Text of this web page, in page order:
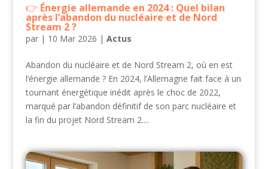
Énergie allemande en 2024 : Quel bilan
après l’abandon du nucléaire et de Nord
Stream 2 ?
par | 10 Mar 2026 | Actus
Abandon du nucléaire et de Nord Stream 2, où en est
l’énergie allemande ? En 2024, l’Allemagne fait face à un
tournant énergétique inédit après le choc de 2022,
marqué par l’abandon définitif de son parc nucléaire et
la fin du projet Nord Stream 2....